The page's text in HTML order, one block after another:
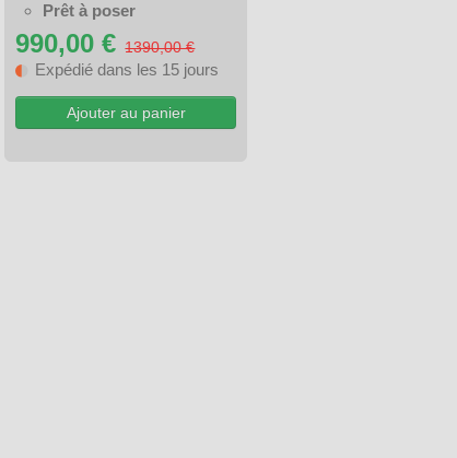
Prêt à poser
990,00 € 1390,00 €
Expédié dans les 15 jours
Ajouter au panier